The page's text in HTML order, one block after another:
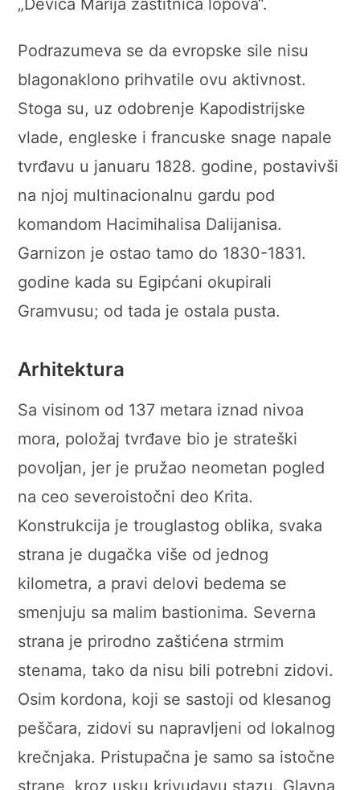
Podrazumeva se da evropske sile nisu
blagonaklono prihvatile ovu aktivnost.
Stoga su, uz odobrenje Kapodistrijske
vlade, engleske i francuske snage napale
tvrđavu u januaru 1828. godine, postavivši
na njoj multinacionalnu gardu pod
komandom Hacimihalisa Dalijanisa.
Garnizon je ostao tamo do 1830-1831.
godine kada su Egipćani okupirali
Gramvusu; od tada je ostala pusta.
Arhitektura
Sa visinom od 137 metara iznad nivoa
mora, položaj tvrđave bio je strateški
povoljan, jer je pružao neometan pogled
na ceo severoistočni deo Krita.
Konstrukcija je trouglastog oblika, svaka
strana je dugačka više od jednog
kilometra, a pravi delovi bedema se
smenjuju sa malim bastionima. Severna
strana je prirodno zaštićena strmim
stenama, tako da nisu bili potrebni zidovi.
Osim kordona, koji se sastoji od klesanog
peščara, zidovi su napravljeni od lokalnog
krečnjaka. Pristupačna je samo sa istočne
strane, kroz usku krivudavu stazu. Glavna